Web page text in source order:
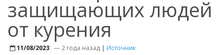
защищающих людей
от курения
11/08/2023 —2 года назад | Источник